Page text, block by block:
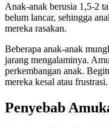
Anak-anak berusia 1,5-2
belum lancar, sehingga
mereka rasakan.
Beberapa anak-anak
jarang mengalaminya.
perkembangan anak.
mereka kesal atau frustrasi.
Penyebab